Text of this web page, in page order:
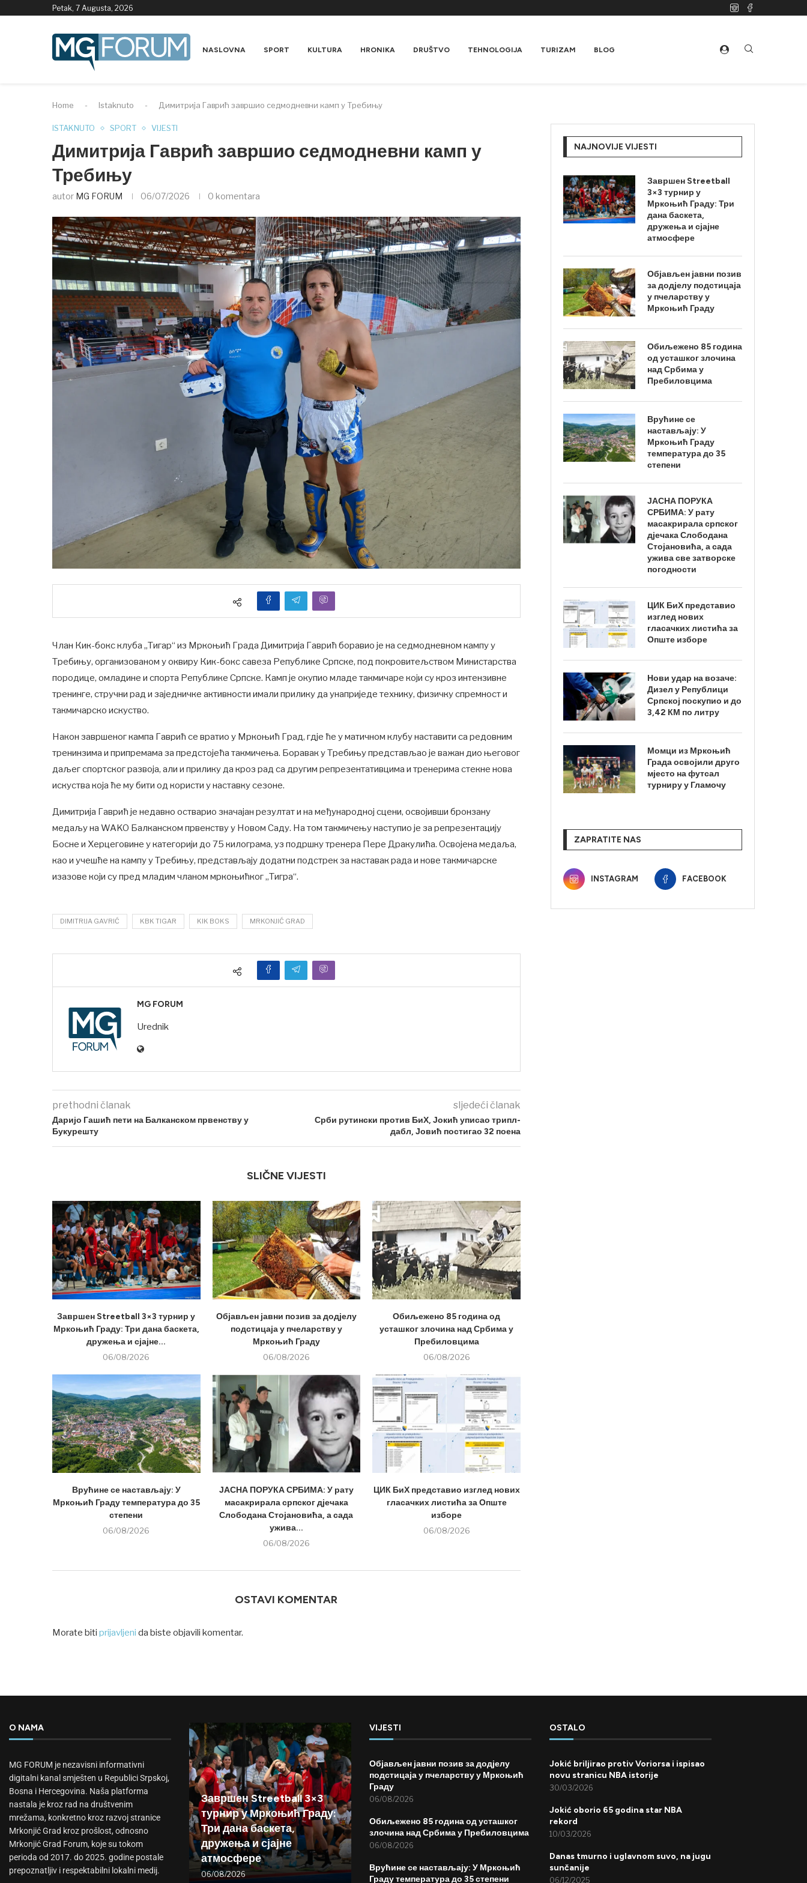
Petak, 7 Augusta, 2026
NASLOVNA SPORT KULTURA HRONIKA DRUŠTVO TEHNOLOGIJA TURIZAM BLOG
Home - Istaknuto - Димитрија Гаврић завршио седмодневни камп у Требињу
ISTAKNUTO SPORT VIJESTI
Димитрија Гаврић завршио седмодневни камп у
Требињу
autor MG FORUM 06/07/2026 0 komentara
Члан Кик-бокс клуба „Тигар“ из Мркоњић Града Димитрија Гаврић боравио је на седмодневном кампу у
Требињу, организованом у оквиру Кик-бокс савеза Републике Српске, под покровитељством Министарства
породице, омладине и спорта Републике Српске. Камп је окупио младе такмичаре који су кроз интензивне
тренинге, стручни рад и заједничке активности имали прилику да унаприједе технику, физичку спремност и
такмичарско искуство.
Након завршеног кампа Гаврић се вратио у Мркоњић Град, гдје ће у матичном клубу наставити са редовним
тренинзима и припремама за предстојећа такмичења. Боравак у Требињу представљао је важан дио његовог
даљег спортског развоја, али и прилику да кроз рад са другим репрезентативцима и тренерима стекне нова
искуства која ће му бити од користи у наставку сезоне.
Димитрија Гаврић је недавно остварио значајан резултат и на међународној сцени, освојивши бронзану
медаљу на WAKO Балканском првенству у Новом Саду. На том такмичењу наступио је за репрезентацију
Босне и Херцеговине у категорији до 75 килограма, уз подршку тренера Пере Дракулића. Освојена медаља,
као и учешће на кампу у Требињу, представљају додатни подстрек за наставак рада и нове такмичарске
изазове који су пред младим чланом мркоњићког „Тигра“.
DIMITRIJA GAVRIĆ KBK TIGAR KIK BOKS MRKONJIĆ GRAD
MG FORUM
Urednik
prethodni članak
Дариjо Гашић пети на Балканском првенству у
Букурешту
sljedeći članak
Срби рутински против БиХ, Јокић уписао трипл-
дабл, Јовић постигао 32 поена
SLIČNE VIJESTI
Завршен Streetball 3×3 турнир у
Мркоњић Граду: Три дана баскета,
дружења и сјајне...
06/08/2026
Објављен јавни позив за додјелу
подстицаја у пчеларству у
Мркоњић Граду
06/08/2026
Обиљежено 85 година од
усташког злочина над Србима у
Пребиловцима
06/08/2026
Врућине се настављају: У
Мркоњић Граду температура до 35
степени
06/08/2026
ЈАСНА ПОРУКА СРБИМА: У рату
масакрирала српског дјечака
Слободана Стојановића, а сада
ужива...
06/08/2026
ЦИК БиХ представио изглед нових
гласачких листића за Опште
изборе
06/08/2026
OSTAVI KOMENTAR
Morate biti prijavljeni da biste objavili komentar.
NAJNOVIJE VIJESTI
Завршен Streetball
3×3 турнир у
Мркоњић Граду: Три
дана баскета,
дружења и сјајне
атмосфере
Објављен јавни позив
за додјелу подстицаја
у пчеларству у
Мркоњић Граду
Обиљежено 85 година
од усташког злочина
над Србима у
Пребиловцима
Врућине се
настављају: У
Мркоњић Граду
температура до 35
степени
ЈАСНА ПОРУКА
СРБИМА: У рату
масакрирала српског
дјечака Слободана
Стојановића, а сада
ужива све затворске
погодности
ЦИК БиХ представио
изглед нових
гласачких листића за
Опште изборе
Нови удар на возаче:
Дизел у Републици
Српској поскупио и до
3,42 КМ по литру
Момци из Мркоњић
Града освојили друго
мјесто на футсал
турниру у Гламочу
ZAPRATITE NAS
INSTAGRAM FACEBOOK
O NAMA
MG FORUM je nezavisni informativni
digitalni kanal smješten u Republici Srpskoj,
Bosna i Hercegovina. Naša platforma
nastala je kroz rad na društvenim
mrežama, konkretno kroz razvoj stranice
Mrkonjić Grad kroz prošlost, odnosno
Mrkonjić Grad Forum, koje su tokom
perioda od 2017. do 2025. godine postale
prepoznatljiv i respektabilni lokalni medij.
Завршен Streetball 3×3
турнир у Мркоњић Граду:
Три дана баскета,
дружења и сјајне
атмосфере
06/08/2026
VIJESTI
Објављен јавни позив за додјелу
подстицаја у пчеларству у Мркоњић
Граду
06/08/2026
Обиљежено 85 година од усташког
злочина над Србима у Пребиловцима
06/08/2026
Врућине се настављају: У Мркоњић
Граду температура до 35 степени
OSTALO
Jokić briljirao protiv Voriorsa i ispisao
novu stranicu NBA istorije
30/03/2026
Jokić oborio 65 godina star NBA
rekord
10/03/2026
Danas tmurno i uglavnom suvo, na jugu
sunčanije
06/12/2025